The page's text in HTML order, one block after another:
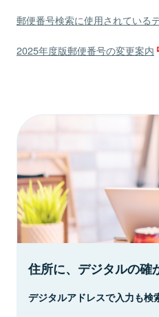
郵便番号検索に使用されている
2025年度版郵便番号の変更案内
住所に、デジタルの確
デジタルアドレスで入力も検